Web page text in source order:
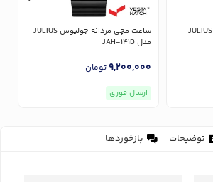
ساعت مچی زنانه جولیوس JULIUS
ساعت مچی مردانه جولیوس JULIUS
مدل JAH-141D
9,200,000تومان
ارسال فوری
توضیحات بازخوردها